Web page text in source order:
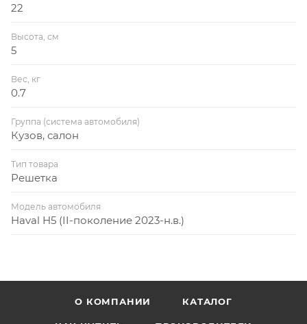
22
Высота, см
5
Вес, кг
0.7
Группа (система автомобиля)
Кузов, салон
Тип товара
Решетка
Модель автомобиля
Haval H5 (II-поколение 2023-н.в.)
О КОМПАНИИ КАТАЛОГ